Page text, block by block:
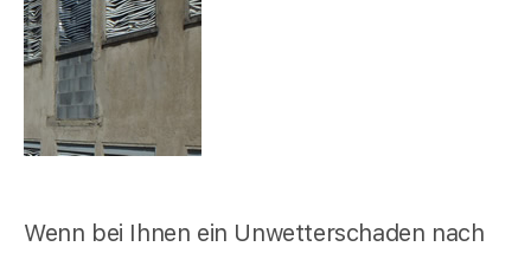
Wenn bei Ihnen ein Unwetterschaden nach